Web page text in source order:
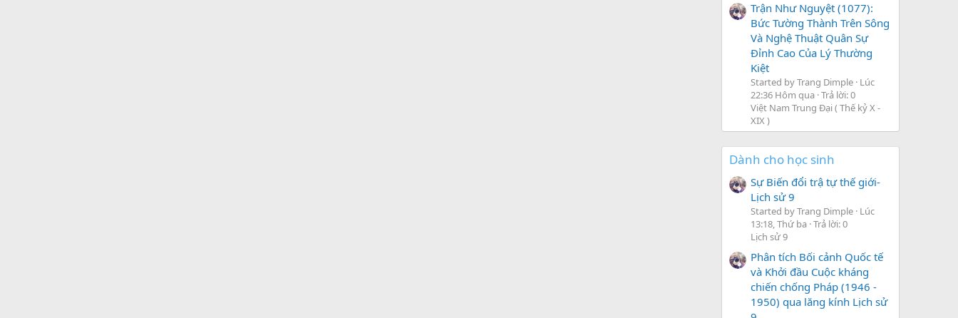
Trận Như Nguyệt (1077):
Bức Tường Thành Trên Sông
Và Nghệ Thuật Quân Sự
Đỉnh Cao Của Lý Thường
Kiệt
Started by Trang Dimple Lúc
22:36 Hôm qua Trả lời: 0
Việt Nam Trung Đại ( Thế kỷ X -
XIX )
Dành cho học sinh
Sự Biến đổi trậ tự thế giới-
Lịch sử 9
Started by Trang Dimple Lúc
13:18, Thứ ba Trả lời: 0
Lịch sử 9
Phân tích Bối cảnh Quốc tế
và Khởi đầu Cuộc kháng
chiến chống Pháp (1946 -
1950) qua lăng kính Lịch sử